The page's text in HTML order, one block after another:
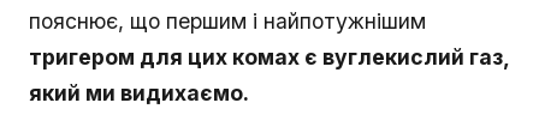
пояснює, що першим і найпотужнішим
тригером для цих комах є вуглекислий газ,
який ми видихаємо.